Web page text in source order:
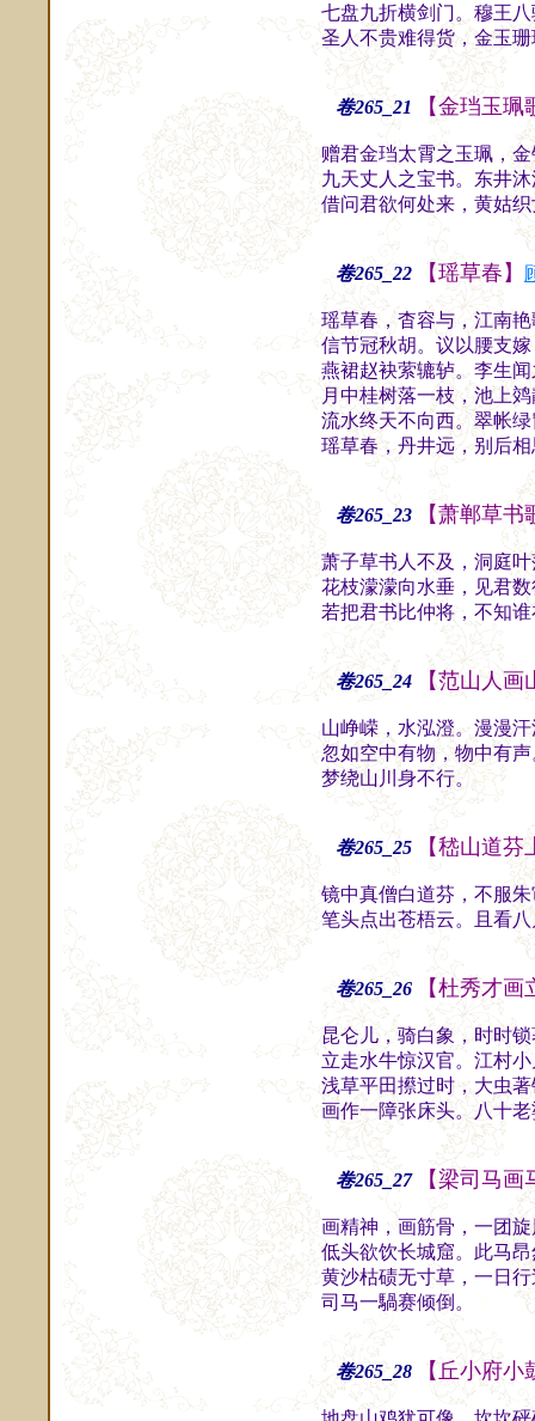
七盘九折横剑门。穆王
圣人不贵难得货，金玉
卷265_21 【金珰玉珮
赠君金珰太霄之玉珮，
九天丈人之宝书。东井
借问君欲何处来，黄姑
卷265_22 【瑶草春】
瑶草春，杳容与，江南
信节冠秋胡。议以腰支
燕裙赵袂萦辘轳。李生
月中桂树落一枝，池上
流水终天不向西。翠帐
瑶草春，丹井远，别后
卷265_23 【萧郸草书
萧子草书人不及，洞庭
花枝濛濛向水垂，见君
若把君书比仲将，不知
卷265_24 【范山人
山峥嵘，水泓澄。漫漫
忽如空中有物，物中有
梦绕山川身不行。斋
卷265_25 【嵇山道
镜中真僧白道芬，不服
笔头点出苍梧云。且看
卷265_26 【杜秀才
昆仑儿，骑白象，时时
立走水牛惊汉官。江村
浅草平田攃过时，大虫
画作一障张床头。八十
卷265_27 【梁司马画
画精神，画筋骨，一团
低头欲饮长城窟。此马
黄沙枯碛无寸草，一日
司马一騧赛倾倒。
卷265_28 【丘小府小